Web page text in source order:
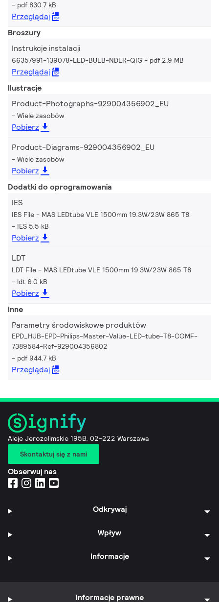
pdf 830.7 kB
Przeglądaj
Broszury
Instrukcje instalacji
66357991-139078-LED-BULB-NDLR-QIG pdf 2.9 MB
Przeglądaj
Ilustracje
Product-Photographs-929004356902_EU
Wiele zasobów
Pobierz
Product-Diagrams-929004356902_EU
Wiele zasobów
Pobierz
Dodatki do oprogramowania
IES
IES File - MAS LEDtube VLE 1500mm 19.3W/23W 865 T8
IES 5.5 kB
Pobierz
LDT
LDT File - MAS LEDtube VLE 1500mm 19.3W/23W 865 T8
ldt 6.0 kB
Pobierz
Inne
Parametry środowiskowe produktów
EPD_HUB-EPD-Philips-Master-Value-LED-tube-T8-COMF-
7389584-Ref-929004356802
pdf 944.7 kB
Przeglądaj
Aleje Jerozolimskie 195B, 02-222 Warszawa
Skontaktuj się z nami
Obserwuj nas
Odkrywaj
Wpływ
Informacje
Informacje prawne